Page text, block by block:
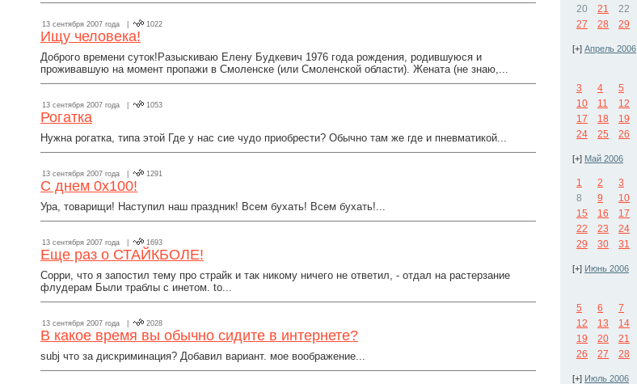
13 сентября 2007 года | 1022
Ищу человека!
Доброго времени суток!Разыскиваю Елену Будкевич 1976 года рождения, родившуюся и
проживавшую на момент пропажи в Смоленске (или Смоленской области). Жената (не знаю,...
13 сентября 2007 года | 1053
Рогатка
Нужна рогатка, типа этой Где у нас сие чудо приобрести? Обычно там же где и пневматикой...
13 сентября 2007 года | 1291
C днем 0x100!
Ура, товарищи! Наступил наш праздник! Всем бухать! Всем бухать!...
13 сентября 2007 года | 1693
Еще раз о СТАЙКБОЛЕ!
Сорри, что я запостил тему про страйк и так никому ничего не ответил, - отдал на растерзание
флудерам Были траблы с инетом. to...
13 сентября 2007 года | 2028
В какое время вы обычно сидите в интернете?
subj что за дискриминация? Добавил вариант. мое воображение...
20
21 22
27
28 29
[+] Апрель 2006
3
4 5
10
11 12
17
18 19
24
25 26
[+] Май 2006
1 2 3
8
9 10
15
16 17
22
23 24
29
30 31
[+] Июнь 2006
5
6 7
12
13 14
19
20 21
26
27 28
[+] Июль 2006